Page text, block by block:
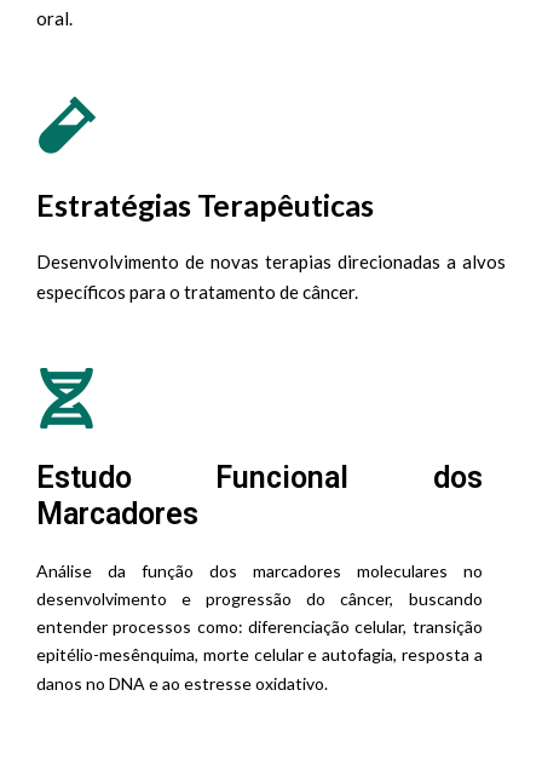
oral.
Estratégias Terapêuticas
Desenvolvimento de novas terapias direcionadas a alvos
específicos para o tratamento de câncer.
Estudo Funcional dos
Marcadores
Análise da função dos marcadores moleculares no
desenvolvimento e progressão do câncer, buscando
entender processos como: diferenciação celular, transição
epitélio-mesênquima, morte celular e autofagia, resposta a
danos no DNA e ao estresse oxidativo.